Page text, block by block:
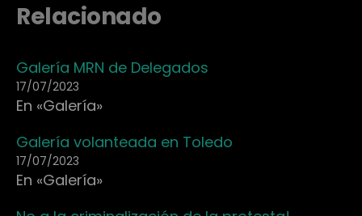
Relacionado
Galería MRN de Delegados
17/07/2023
En «Galería»
Galería volanteada en Toledo
17/07/2023
En «Galería»